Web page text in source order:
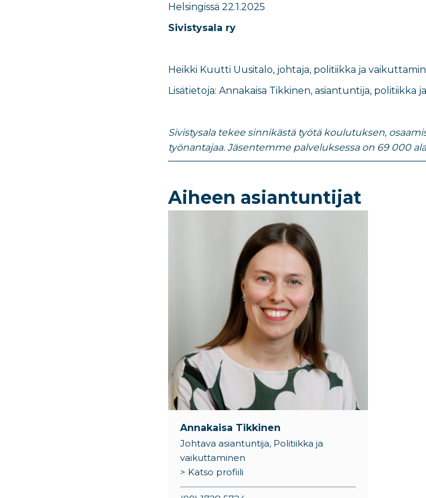
Helsingissä 22.1.2025
Sivistysala ry
Heikki Kuutti Uusitalo, johtaja, politiikka ja
Lisätietoja: Annakaisa Tikkinen, asiantuntija, politiikka
Sivistysala tekee sinnikästä työtä koulutuksen,
työnantajaa. Jäsentemme palveluksessa on 69 000
Aiheen asiantuntijat
Annakaisa Tikkinen
Johtava asiantuntija, Politiikka ja
vaikuttaminen
> Katso profiili